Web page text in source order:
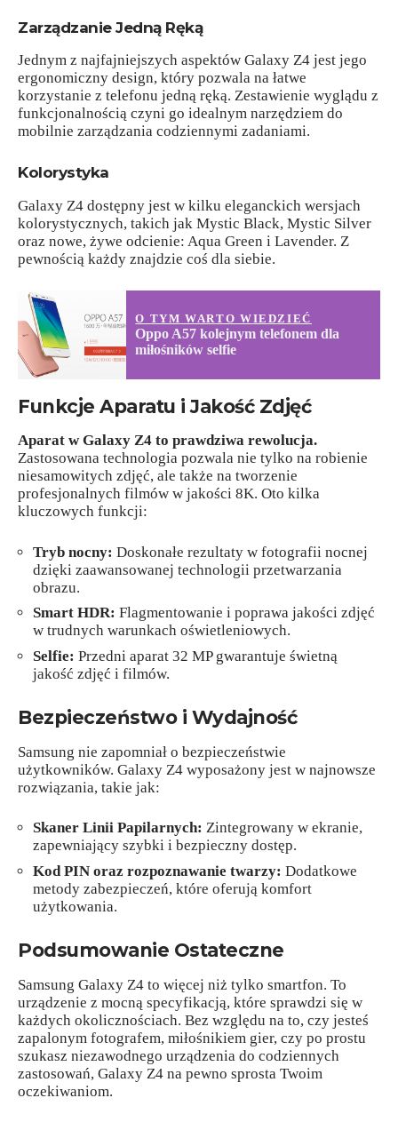
Zarządzanie Jedną Ręką
Jednym z najfajniejszych aspektów Galaxy Z4 jest jego
ergonomiczny design, który pozwala na łatwe
korzystanie z telefonu jedną ręką. Zestawienie wyglądu z
funkcjonalnością czyni go idealnym narzędziem do
mobilnie zarządzania codziennymi zadaniami.
Kolorystyka
Galaxy Z4 dostępny jest w kilku eleganckich wersjach
kolorystycznych, takich jak Mystic Black, Mystic Silver
oraz nowe, żywe odcienie: Aqua Green i Lavender. Z
pewnością każdy znajdzie coś dla siebie.
O TYM WARTO WIEDZIEĆ
Oppo A57 kolejnym telefonem dla
miłośników selfie
Funkcje Aparatu i Jakość Zdjęć
Aparat w Galaxy Z4 to prawdziwa rewolucja.
Zastosowana technologia pozwala nie tylko na robienie
niesamowitych zdjęć, ale także na tworzenie
profesjonalnych filmów w jakości 8K. Oto kilka
kluczowych funkcji:
Tryb nocny: Doskonałe rezultaty w fotografii nocnej
dzięki zaawansowanej technologii przetwarzania
obrazu.
Smart HDR: Flagmentowanie i poprawa jakości zdjęć
w trudnych warunkach oświetleniowych.
Selfie: Przedni aparat 32 MP gwarantuje świetną
jakość zdjęć i filmów.
Bezpieczeństwo i Wydajność
Samsung nie zapomniał o bezpieczeństwie
użytkowników. Galaxy Z4 wyposażony jest w najnowsze
rozwiązania, takie jak:
Skaner Linii Papilarnych: Zintegrowany w ekranie,
zapewniający szybki i bezpieczny dostęp.
Kod PIN oraz rozpoznawanie twarzy: Dodatkowe
metody zabezpieczeń, które oferują komfort
użytkowania.
Podsumowanie Ostateczne
Samsung Galaxy Z4 to więcej niż tylko smartfon. To
urządzenie z mocną specyfikacją, które sprawdzi się w
każdych okolicznościach. Bez względu na to, czy jesteś
zapalonym fotografem, miłośnikiem gier, czy po prostu
szukasz niezawodnego urządzenia do codziennych
zastosowań, Galaxy Z4 na pewno sprosta Twoim
oczekiwaniom.